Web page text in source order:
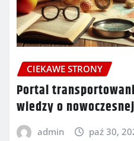
CIEKAWE STRONY
Portal
wiedzy o
admin paź 30,